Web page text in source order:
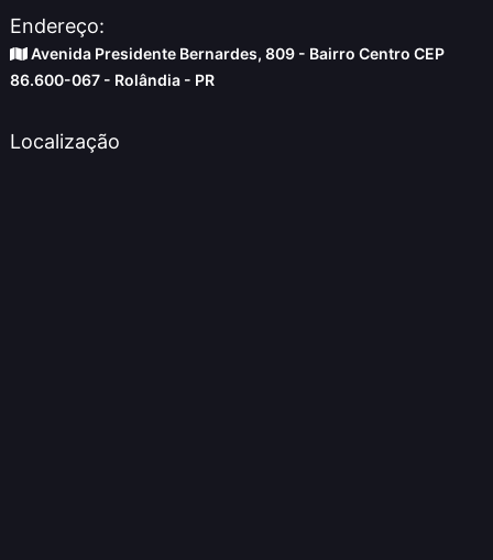
Endereço:
Avenida Presidente Bernardes, 809 - Bairro Centro CEP
86.600-067 - Rolândia - PR
Localização